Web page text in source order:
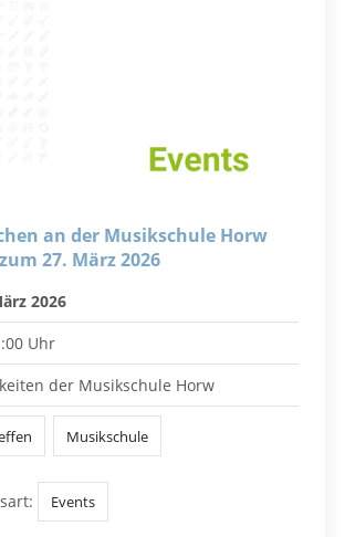
an der Musikschule Horw
27. März 2026
2026
Uhr
der Musikschule Horw
Musikschule
Events